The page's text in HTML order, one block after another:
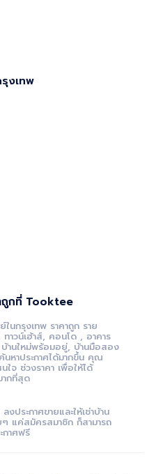
งเทพ
ถูกที่ Tooktee
นกรุงเทพ ราคาถูก ราย
าวน์เฮ้าส์, คอนโด , อาคาร
บ้านใหม่พร้อมอยู่, บ้านมือสอง
หาประกาศได้มากขึ้น คุณ
ใจ ช่วงราคา เพื่อให้ได้
ากที่สุด
ประกาศขายและให้เช่าบ้าน
แค่สมัครสมาชิก ก็สามารถ
กาศฟรี